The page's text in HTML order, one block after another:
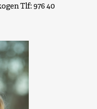
Tlf: 976 40